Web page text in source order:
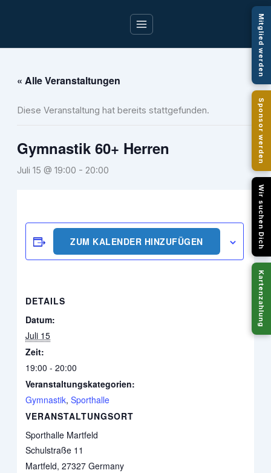
« Alle Veranstaltungen
Diese Veranstaltung hat bereits stattgefunden.
Gymnastik 60+ Herren
Juli 15 @ 19:00 - 20:00
ZUM KALENDER HINZUFÜGEN
DETAILS
Datum:
Juli 15
Zeit:
19:00 - 20:00
Veranstaltungskategorien:
Gymnastik,Sporthalle
VERANSTALTUNGSORT
Sporthalle Martfeld
Schulstraße 11
Martfeld, 27327 Germany
Mitglied werden
Sponsor werden
Wir suchen Dich
Kartenzahlung